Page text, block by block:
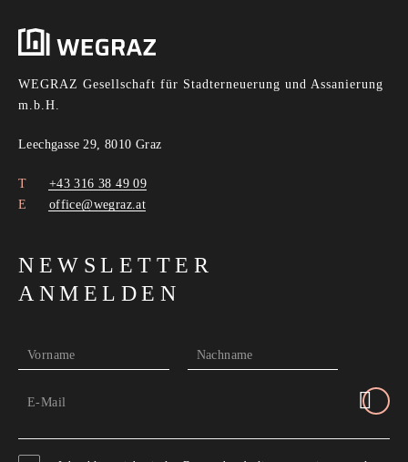
WEGRAZ Gesellschaft für Stadterneuerung und Assanierung
m.b.H.
Leechgasse 29, 8010 Graz
+43 316 38 49 09
office@wegraz.at
NEWSLETTER
ANMELDEN
Vorname Nachname
E-Mail